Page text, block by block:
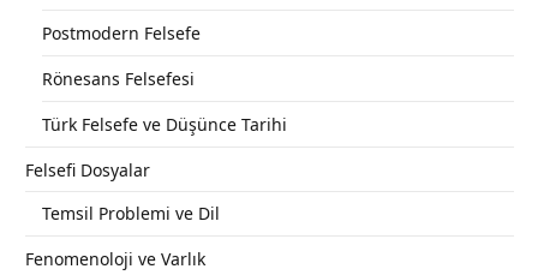
Postmodern Felsefe
Rönesans Felsefesi
Türk Felsefe ve Düşünce Tarihi
Felsefi Dosyalar
Temsil Problemi ve Dil
Fenomenoloji ve Varlık